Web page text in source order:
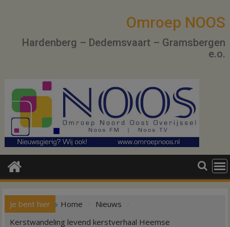
Omroep NOOS
Hardenberg – Dedemsvaart – Gramsbergen
e.o.
Je bent hier Home
Nieuws
Kerstwandeling levend kerstverhaal Heemse